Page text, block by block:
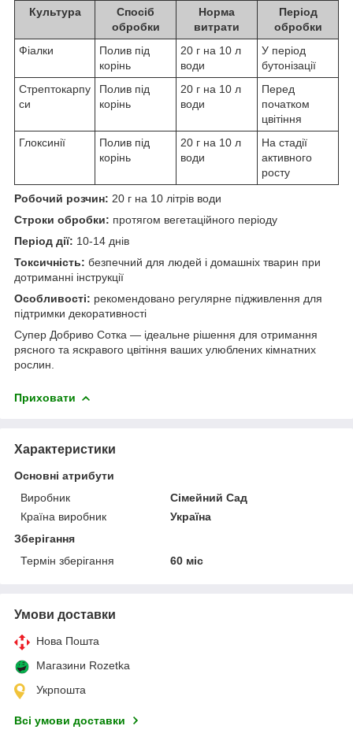
Культура
Спосіб
обробки
Норма
витрати
Період
обробки
Фіалки
Полив під
корінь
20 г на 10 л
води
У період
бутонізації
Стрептокарпу
си
Полив під
корінь
20 г на 10 л
води
Перед
початком
цвітіння
Глоксинії
Полив під
корінь
20 г на 10 л
води
На стадії
активного
росту
Робочий розчин: 20 г на 10 літрів води
Строки обробки: протягом вегетаційного періоду
Період дії: 10-14 днів
Токсичність: безпечний для людей і домашніх тварин при
дотриманні інструкції
Особливості: рекомендовано регулярне підживлення для
підтримки декоративності
Супер Добриво Сотка — ідеальне рішення для отримання
рясного та яскравого цвітіння ваших улюблених кімнатних
рослин.
Приховати
Характеристики
Основні атрибути
Виробник
Сімейний Сад
Країна виробник
Україна
Зберігання
Термін зберігання
60 міс
Умови доставки
Нова Пошта
Магазини Rozetka
Укрпошта
Всі умови доставки